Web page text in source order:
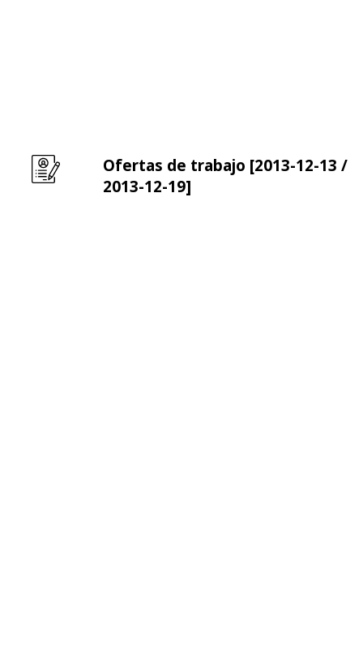
Ofertas de trabajo [2013-12-13 /
2013-12-19]
Leer m�s sobre Ofertas de trabajo [2013-12-13 /